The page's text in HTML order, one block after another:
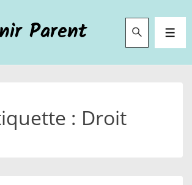
Parent
: Droit